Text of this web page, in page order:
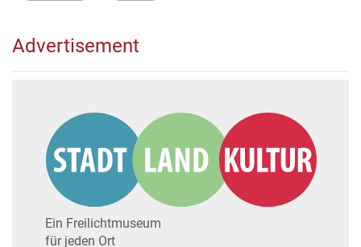
Advertisement
Ein Freilichtmuseum
für jeden Ort